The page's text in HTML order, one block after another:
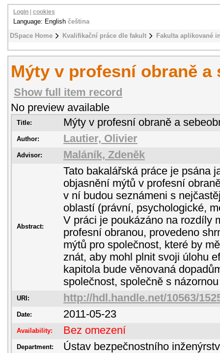
DSpace Home Kvalifikační práce dle fakult Fakulta aplikované
Login cookies
Language: English čeština
Mýty v profesní obraně a
Show full item record
No preview available
Title: Mýty v profesní obraně a
Author: Lautier, Olivier
Advisor: Maláník, Zdeněk
Abstract:
Tato bakalářská práce je psána
objasnění mýtů v profesní
v ní budou seznámeni s
oblastí (právní, psychologické,
V práci je poukázáno na rozdíly
profesní obranou, provedeno
mýtů pro společnost, které by
znát, aby mohl plnit svoji úlohu
kapitola bude věnovaná
společnost, společně s
URI: http://hdl.handle.net/10563/
Date: 2011-05-23
Availability: Bez omezení
Department: Ústav bezpečnostního